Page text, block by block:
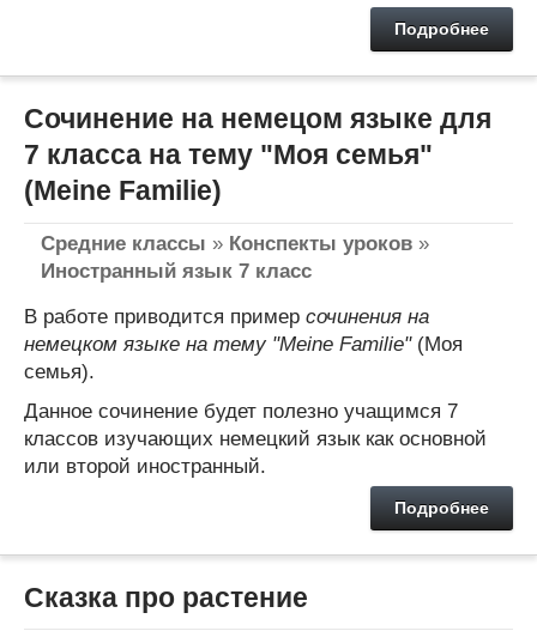
Подробнее
Сочинение на немецом языке для
7 класса на тему "Моя семья"
(Meine Familie)
Средние классы » Конспекты уроков »
Иностранный язык 7 класс
В работе приводится пример сочинения на
немецком языке на тему "Meine Familie"(Моя
семья).
Данное сочинение будет полезно учащимся 7
классов изучающих немецкий язык как основной
или второй иностранный.
Подробнее
Сказка про растение